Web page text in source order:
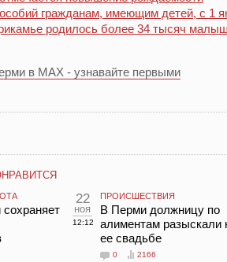
гражданам, имеющим детей, с 1
родилось более 34 тысяч
в MAX - узнавайте первыми
22
ноя
12:12
ПРОИСШЕСТВИЯ
В Перми должницу по
алиментам разыскали
ее свадьбе
0 2166